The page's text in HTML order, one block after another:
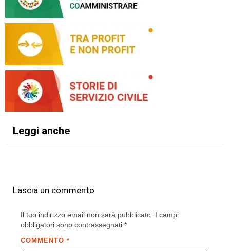
Leggi anche
Lascia un commento
Il tuo indirizzo email non sarà pubblicato. I campi
obbligatori sono contrassegnati *
COMMENTO *